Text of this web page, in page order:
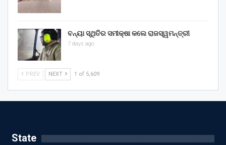
ବନ୍ୟା ସ୍ଥିତିର ସମୀକ୍ଷା କଲେ ରାଜସ୍ୱମନ୍ତ୍ରୀ
7 days ago
PREV NEXT 1 of 5,609
State